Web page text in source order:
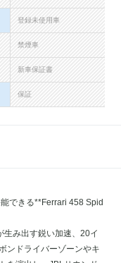
登録未使用車
禁煙車
新車保証書
保証
できる**Ferrari 458 Spid
生み出す鋭い加速、20イ
ンドライバーゾーンやキ